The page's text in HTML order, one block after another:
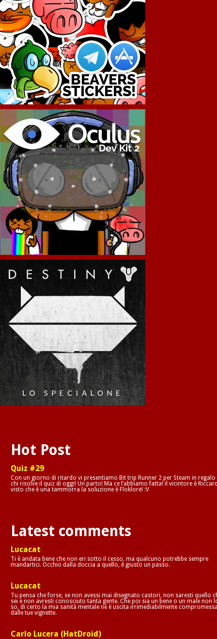
Hot Post
Quiz #29
Con un giorno di ritardo vi presentiamo Bit trip Runner 2 per Steam in regalo
chi risolve il quiz di oggi! Un parto! Ma ce l’abbiamo fatta! il vicintore è
visto che è una tammorra la soluzione è Floklore! :V
Latest comments
Lucacat
Ti è andata bene che non eri sotto il cesso, ma qualcuno potrebbe sempre
mandartici. Occhio dalla doccia a quello, è giusto un passo.
Lucacat
Tu pensa che forse, se non avessi mai disegnato castori, non saresti quello
sei e non avresti conosciuto tanta gente. Che poi sia un bene o un male non
so, di certo la mia sanità mentale ne è uscita irrimediabilmente
dalle tue vignette.
Carlo Lucera (HatDroid)